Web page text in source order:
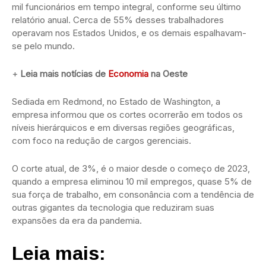
mil funcionários em tempo integral, conforme seu último
relatório anual. Cerca de 55% desses trabalhadores
operavam nos Estados Unidos, e os demais espalhavam-
se pelo mundo.
+ Leia mais notícias de Economia na Oeste
Sediada em Redmond, no Estado de Washington, a
empresa informou que os cortes ocorrerão em todos os
níveis hierárquicos e em diversas regiões geográficas,
com foco na redução de cargos gerenciais.
O corte atual, de 3%, é o maior desde o começo de 2023,
quando a empresa eliminou 10 mil empregos, quase 5% de
sua força de trabalho, em consonância com a tendência de
outras gigantes da tecnologia que reduziram suas
expansões da era da pandemia.
Leia mais: